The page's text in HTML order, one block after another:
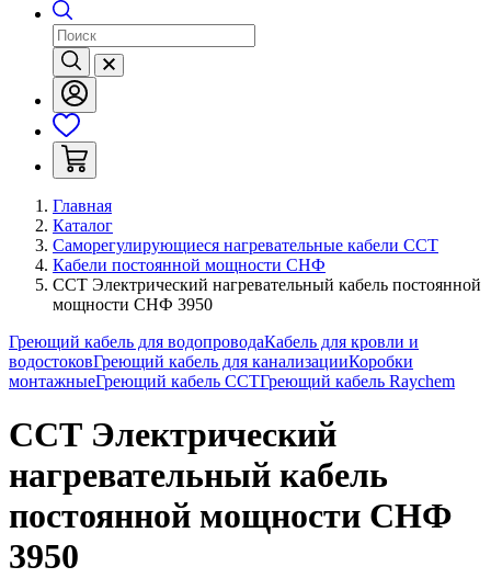
Главная
Каталог
Саморегулирующиеся нагревательные кабели ССТ
Кабели постоянной мощности СНФ
ССТ Электрический нагревательный кабель постоянной
мощности СНФ 3950
Греющий кабель для водопроводаКабель для кровли и
водостоковГреющий кабель для канализацииКоробки
монтажныеГреющий кабель ССТГреющий кабель Raychem
ССТ Электрический
нагревательный кабель
постоянной мощности СНФ
3950